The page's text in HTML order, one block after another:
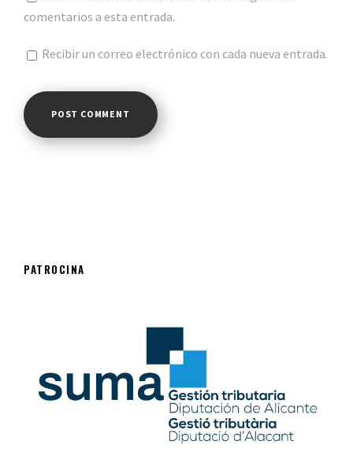
comentarios a esta entrada.
Recibir un correo electrónico con cada nueva entrada.
PATROCINA